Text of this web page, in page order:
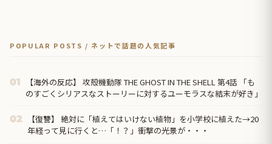
POPULAR POSTS / ネットで話題の人気記事
01
【海外の反応】 攻殻機動隊 THE GHOST IN THE SHELL 第4話 「も
のすごくシリアスなストーリーに対するユーモラスな結末が好き」
02
【復讐】 絶対に「植えてはいけない植物」を小学校に植えた→20
年経って見に行くと…「！？」衝撃の光景が・・・